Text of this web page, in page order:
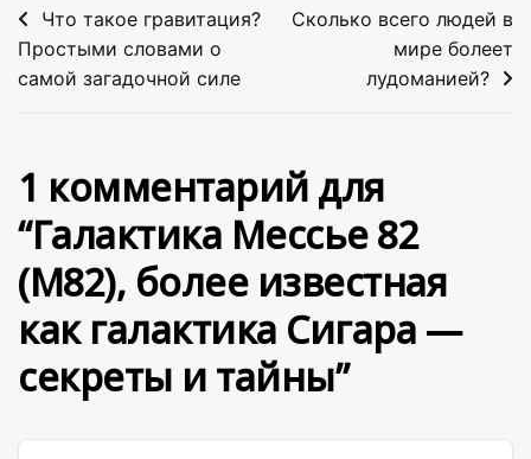
Навигация
по
записям
Что такое гравитация?
Простыми словами о
самой загадочной силе
Сколько всего людей в
мире болеет
лудоманией?
1 комментарий для
“Галактика Мессье 82
(M82), более известная
как галактика Сигара —
секреты и тайны”